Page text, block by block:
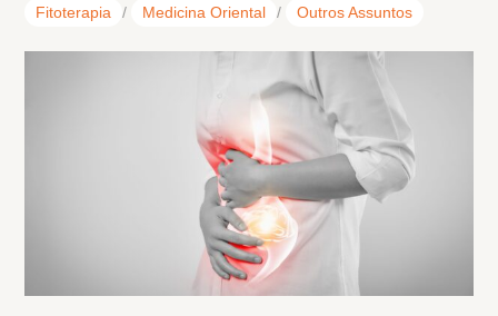
Fitoterapia / Medicina Oriental / Outros Assuntos